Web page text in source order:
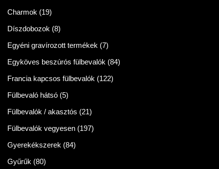
Charmok (19)
Díszdobozok (8)
Egyéni gravírozott termékek (7)
Egyköves beszúrós fülbevalók (84)
Francia kapcsos fülbevalók (122)
Fülbevaló hátsó (5)
Fülbevalók / akasztós (21)
Fülbevalók vegyesen (197)
Gyerekékszerek (84)
Gyűrűk (80)